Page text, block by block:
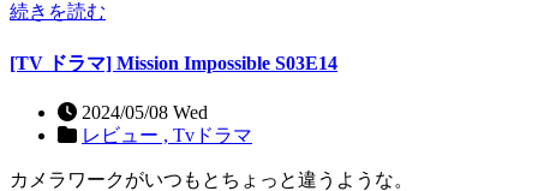
続きを読む
[TV ドラマ] Mission Impossible S03E14
2024/05/08 Wed
レビュー , Tvドラマ
カメラワークがいつもとちょっと違うような。